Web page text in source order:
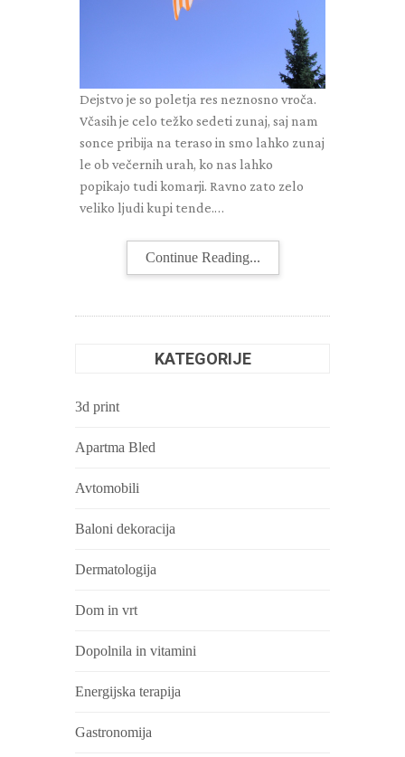
Dejstvo je so poletja res neznosno vroča.
Včasih je celo težko sedeti zunaj, saj nam
sonce pribija na teraso in smo lahko zunaj
le ob večernih urah, ko nas lahko
popikajo tudi komarji. Ravno zato zelo
veliko ljudi kupi tende.…
Continue Reading...
KATEGORIJE
3d print
Apartma Bled
Avtomobili
Baloni dekoracija
Dermatologija
Dom in vrt
Dopolnila in vitamini
Energijska terapija
Gastronomija